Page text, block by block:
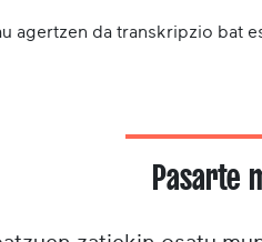
agertzen da transkripzio bat
Pasarte